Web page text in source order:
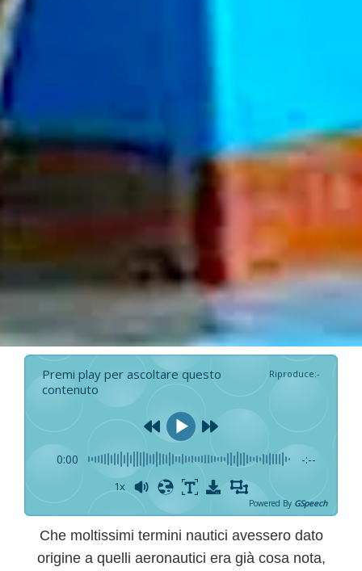
Premi play per ascoltare questo
contenuto
Riproduce:-
0:00 -:--
1x
Powered By GSpeech
Che moltissimi termini nautici avessero dato
origine a quelli aeronautici era già cosa nota,